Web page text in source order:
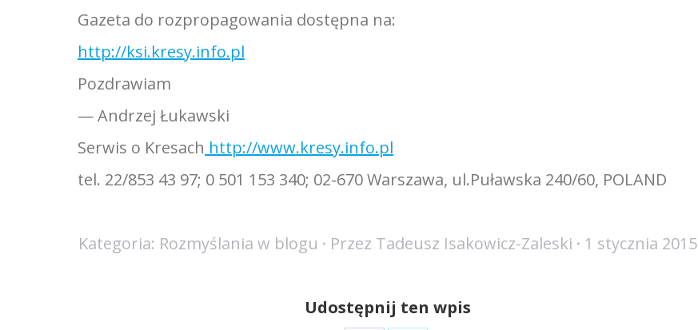
Gazeta do rozpropagowania dostępna na:
http://ksi.kresy.info.pl
Pozdrawiam
— Andrzej Łukawski
Serwis o Kresach http://www.kresy.info.pl
tel. 22/853 43 97; 0 501 153 340; 02-670 Warszawa, ul.Puławska 240/60, POLAND
Kategoria: Rozmyślania w blogu Przez Tadeusz Isakowicz-Zaleski 1 stycznia 2015
Udostępnij ten wpis